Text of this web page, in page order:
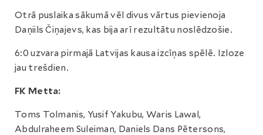
Otrā puslaika sākumā vēl divus vārtus pievienoja
Daņiils Čiņajevs, kas bija arī rezultātu noslēdzošie.
6:0 uzvara pirmajā Latvijas kausa izcīņas spēlē. Izloze
jau trešdien.
FK Metta:
Toms Tolmanis, Yusif Yakubu, Waris Lawal,
Abdulraheem Suleiman, Daniels Dans Pētersons,